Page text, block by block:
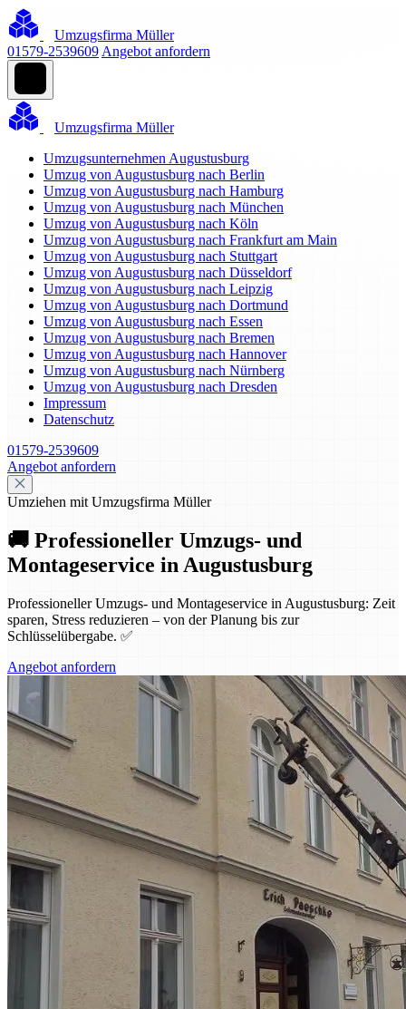
Umzugsfirma Müller
01579-2539609 Angebot anfordern
Umzugsfirma Müller
Umzugsunternehmen Augustusburg
Umzug von Augustusburg nach Berlin
Umzug von Augustusburg nach Hamburg
Umzug von Augustusburg nach München
Umzug von Augustusburg nach Köln
Umzug von Augustusburg nach Frankfurt am Main
Umzug von Augustusburg nach Stuttgart
Umzug von Augustusburg nach Düsseldorf
Umzug von Augustusburg nach Leipzig
Umzug von Augustusburg nach Dortmund
Umzug von Augustusburg nach Essen
Umzug von Augustusburg nach Bremen
Umzug von Augustusburg nach Hannover
Umzug von Augustusburg nach Nürnberg
Umzug von Augustusburg nach Dresden
Impressum
Datenschutz
01579-2539609
Angebot anfordern
Umziehen mit Umzugsfirma Müller
🚚 Professioneller Umzugs- und
Montageservice in Augustusburg
Professioneller Umzugs- und Montageservice in Augustusburg: Zeit
sparen, Stress reduzieren – von der Planung bis zur
Schlüsselübergabe. ✅
Angebot anfordern